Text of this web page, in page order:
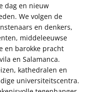
dag en nieuw
We volgen de
en denkers,
middeleeuwse
en barokke pracht
en Salamanca.
kathedralen en
universiteitscentra.